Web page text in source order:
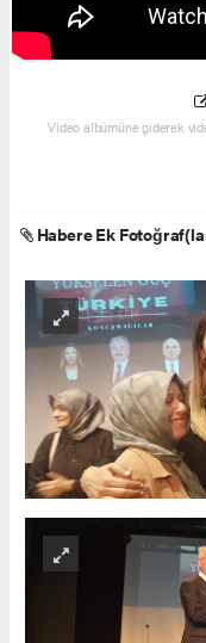
Video albümüne giderek
Habere Ek